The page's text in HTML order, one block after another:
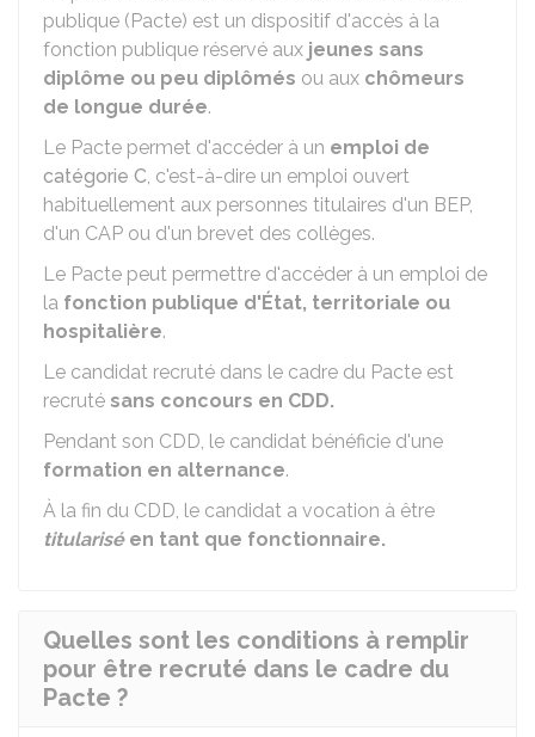
publique (Pacte) est un dispositif d'accès à la
fonction publique réservé aux jeunes sans
diplôme ou peu diplômés ou aux chômeurs
de longue durée.
Le Pacte permet d'accéder à un emploi de
catégorie C, c'est-à-dire un emploi ouvert
habituellement aux personnes titulaires d'un BEP,
d'un CAP ou d'un brevet des collèges.
Le Pacte peut permettre d'accéder à un emploi de
la fonction publique d'État, territoriale ou
hospitalière.
Le candidat recruté dans le cadre du Pacte est
recruté sans concours en CDD.
Pendant son CDD, le candidat bénéficie d'une
formation en alternance.
À la fin du CDD, le candidat a vocation à être
titulariséen tant que fonctionnaire.
Quelles sont les conditions à remplir
pour être recruté dans le cadre du
Pacte ?